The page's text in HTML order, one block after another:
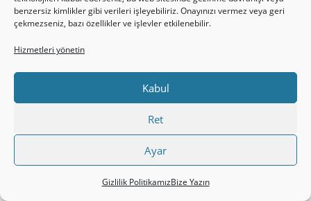
benzersiz kimlikler gibi verileri işleyebiliriz. Onayınızı vermez veya geri
çekmezseniz, bazı özellikler ve işlevler etkilenebilir.
Hizmetleri yönetin
Kabul
Ret
Ayar
Gizlilik PolitikamızBize Yazın
İSA MESIH FILM İZLE
oynatıcı